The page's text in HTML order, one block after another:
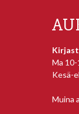
Ma
Kesä-
Muina